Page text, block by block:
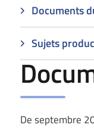
Documents
Sujets
De septembre